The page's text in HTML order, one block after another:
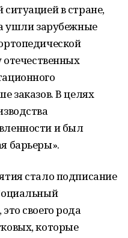
в стране,
ушли зарубежные
заказов. В целях
и был
барьеры».
стало подписание
своего рода
которые